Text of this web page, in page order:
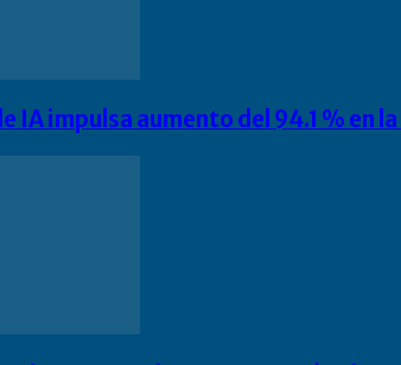
IA impulsa aumento del 94.1 % en